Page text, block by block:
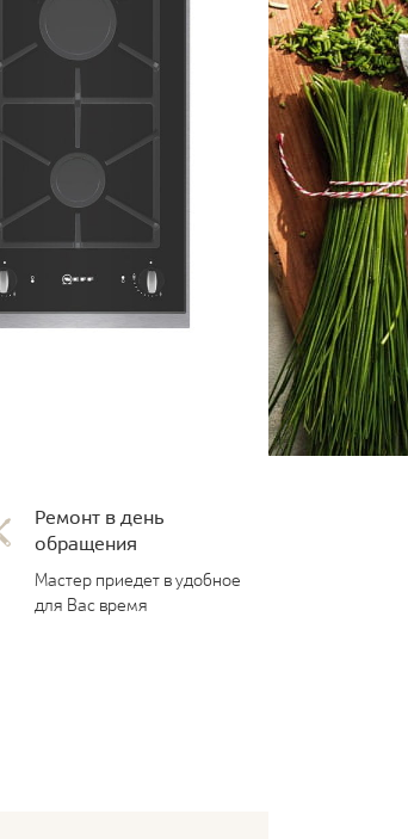
Ремонт в день
обращения
Мастер приедет в удобное
для Вас время